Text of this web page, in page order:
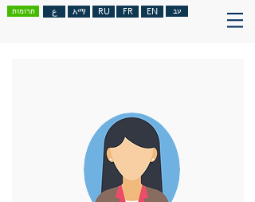
תרומות ع አማ RU FR EN עב